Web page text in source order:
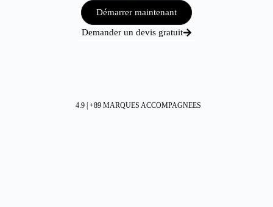
Démarrer maintenant
Demander un devis gratuit
4.9 | +89 MARQUES ACCOMPAGNEES